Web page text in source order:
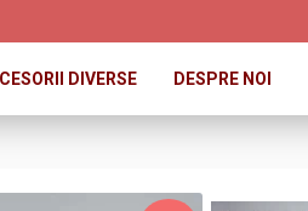
DIVERSE DESPRE NOI